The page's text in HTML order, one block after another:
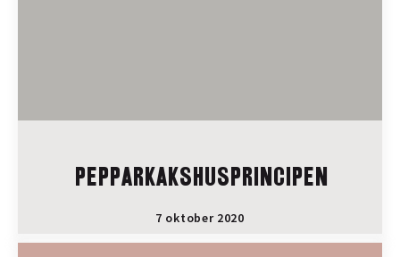
PEPPARKAKSHUSPRINCIPEN
7 oktober 2020